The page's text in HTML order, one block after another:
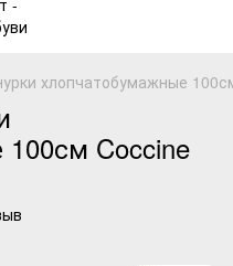
хлопчатобумажные
Coccine